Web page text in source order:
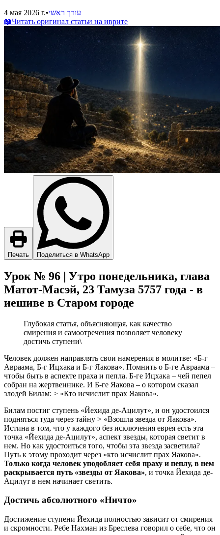
4 мая 2026 г.•עורך ראשי
📖Читать оригинал статьи на иврите
Печать Поделиться в WhatsApp
Урок № 96 | Утро понедельника, глава
Матот-Масэй, 23 Тамуза 5757 года - в
иешиве в Старом городе
Глубокая статья, объясняющая, как качество
смирения и самоотречения позволяет человеку
достичь ступени\
Человек должен направлять свои намерения в молитве: «Б-г
Авраама, Б-г Ицхака и Б-г Яакова». Помнить о Б-ге Авраама –
чтобы быть в аспекте праха и пепла. Б-ге Ицхака – чей пепел
собран на жертвеннике. И Б-ге Яакова – о котором сказал
злодей Билам: > «Кто исчислит прах Яакова».
Билам постиг ступень «Йехида де-Ацилут», и он удостоился
подняться туда через тайну > «Взошла звезда от Яакова».
Истина в том, что у каждого без исключения еврея есть эта
точка «Йехида де-Ацилут», аспект звезды, которая светит в
нем. Но как удостоиться того, чтобы эта звезда засветила?
Путь к этому проходит через «кто исчислит прах Яакова».
Только когда человек уподобляет себя праху и пеплу, в нем
раскрывается путь «звезды от Яакова», и точка Йехида де-
Ацилут в нем начинает светить.
Достичь абсолютного «Ничто»
Достижение ступени Йехида полностью зависит от смирения
и скромности. Ребе Нахман из Бреслева говорил о себе, что он